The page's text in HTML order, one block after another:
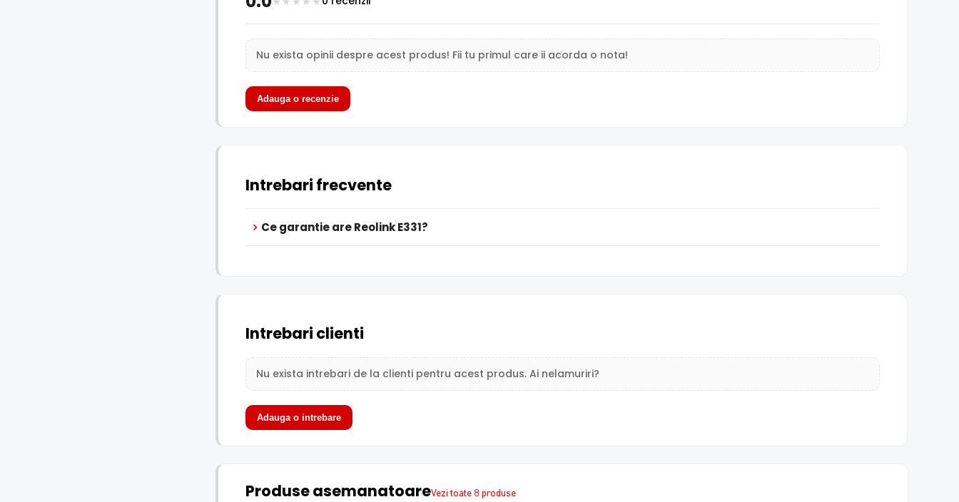
Nu exista opinii despre acest produs! Fii tu primul care ii acorda o nota!
Adauga o recenzie
Intrebari frecvente
Ce garantie are Reolink E331?
Intrebari clienti
Nu exista intrebari de la clienti pentru acest produs. Ai nelamuriri?
Adauga o intrebare
Produse asemanatoareVezi toate 8 produse